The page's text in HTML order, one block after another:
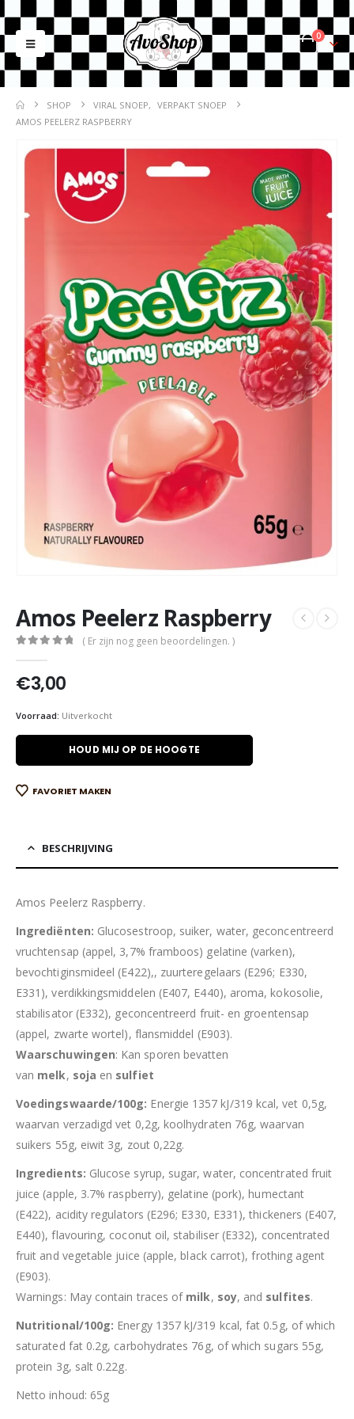
0
SHOP VIRAL SNOEP,
VERPAKT SNOEP
AMOS PEELERZ RASPBERRY
Amos Peelerz Raspberry
( Er zijn nog geen beoordelingen. )
€3,00
Voorraad: Uitverkocht
HOUD MIJ OP DE HOOGTE
FAVORIET MAKEN
BESCHRIJVING
Amos Peelerz Raspberry.
Ingrediënten: Glucosestroop, suiker, water, geconcentreerd
vruchtensap (appel, 3,7% framboos) gelatine (varken),
bevochtiginsmideel (E422),, zuurteregelaars (E296; E330,
E331), verdikkingsmiddelen (E407, E440), aroma, kokosolie,
stabilisator (E332), geconcentreerd fruit- en groentensap
(appel, zwarte wortel), flansmiddel (E903).
Waarschuwingen: Kan sporen bevatten
van melk, soja en sulfiet
Voedingswaarde/100g: Energie 1357 kJ/319 kcal, vet 0,5g,
waarvan verzadigd vet 0,2g, koolhydraten 76g, waarvan
suikers 55g, eiwit 3g, zout 0,22g.
Ingredients: Glucose syrup, sugar, water, concentrated fruit
juice (apple, 3.7% raspberry), gelatine (pork), humectant
(E422), acidity regulators (E296; E330, E331), thickeners (E407,
E440), flavouring, coconut oil, stabiliser (E332), concentrated
fruit and vegetable juice (apple, black carrot), frothing agent
(E903).
Warnings: May contain traces of milk, soy, and sulfites.
Nutritional/100g: Energy 1357 kJ/319 kcal, fat 0.5g, of which
saturated fat 0.2g, carbohydrates 76g, of which sugars 55g,
protein 3g, salt 0.22g.
Netto inhoud: 65g